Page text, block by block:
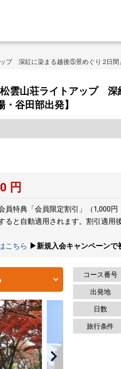
プ 深紅に染まる越後⑤景めぐり 2日間
松雲山荘ライトアップ
谷田部出発】
円
員特典「会員限定割引」（1,000円
と自動適用されます。割引適用
こちら ▶新規入会キャンペーンで
コース番号
出発地
日数
旅行条件